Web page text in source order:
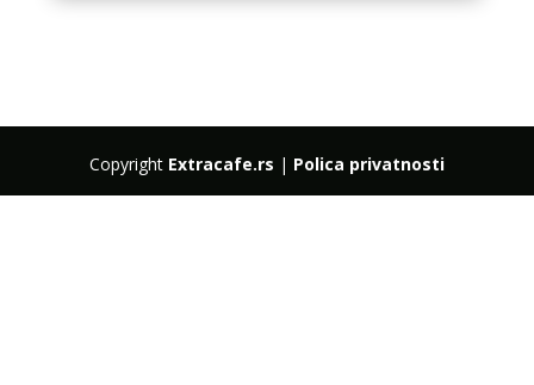
Copyright Extracafe.rs | Polica privatnosti